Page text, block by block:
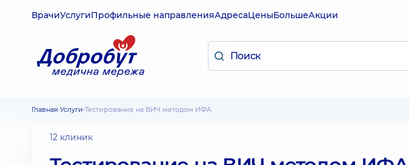
ВрачиУслугиПрофильные направленияАдресаЦеныБольшеАкции
Главная Услуги Тестирование на ВИЧ методом ИФА
12 клиник